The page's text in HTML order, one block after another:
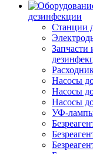
дезинфекции
Станции
Запчасти
Насосы
Насосы
Насосы
УФ-